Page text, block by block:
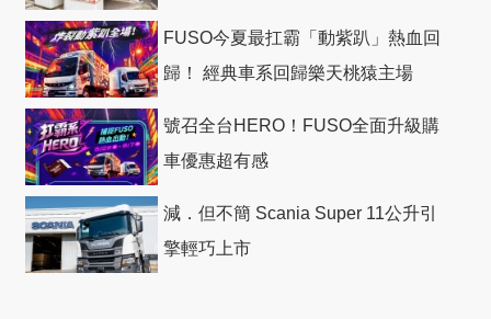
FUSO今夏最扛霸「動紫趴」熱血回
歸！ 經典車系回歸樂天桃猿主場
號召全台HERO！FUSO全面升級購
車優惠超有感
減．但不簡 Scania Super 11公升引
擎輕巧上市